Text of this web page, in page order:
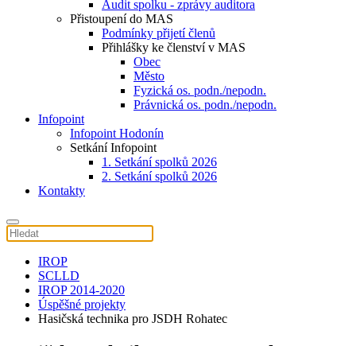
Audit spolku - zprávy auditora
Přistoupení do MAS
Podmínky přijetí členů
Přihlášky ke členství v MAS
Obec
Město
Fyzická os. podn./nepodn.
Právnická os. podn./nepodn.
Infopoint
Infopoint Hodonín
Setkání Infopoint
1. Setkání spolků 2026
2. Setkání spolků 2026
Kontakty
IROP
SCLLD
IROP 2014-2020
Úspěšné projekty
Hasičská technika pro JSDH Rohatec